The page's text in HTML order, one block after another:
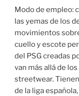
Modo de empleo:
las yemas de los
movimientos
cuello y escote
del PSG creadas
van más allá de
streetwear.
de la liga